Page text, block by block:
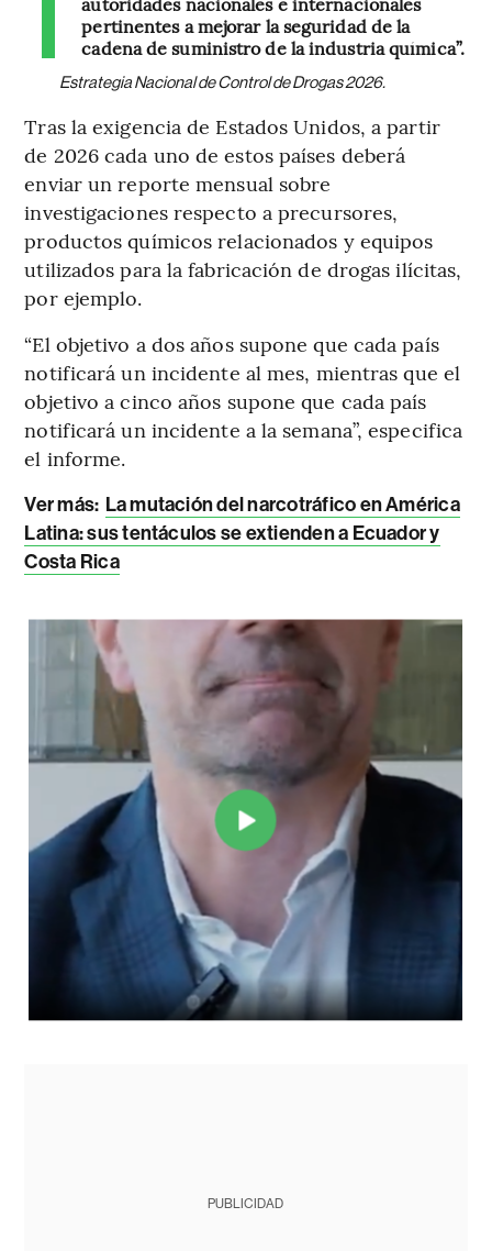
pertinentes a mejorar la seguridad de la
cadena de suministro de la industria química”.
Estrategia Nacional de Control de Drogas 2026.
Tras la exigencia de Estados Unidos, a partir
de 2026 cada uno de estos países deberá
enviar un reporte mensual sobre
investigaciones respecto a precursores,
productos químicos relacionados y equipos
utilizados para la fabricación de drogas ilícitas,
por ejemplo.
“El objetivo a dos años supone que cada país
notificará un incidente al mes, mientras que el
objetivo a cinco años supone que cada país
notificará un incidente a la semana”, especifica
el informe.
Ver más: La mutación del narcotráfico en América
Latina: sus tentáculos se extienden a Ecuador y
Costa Rica
PUBLICIDAD